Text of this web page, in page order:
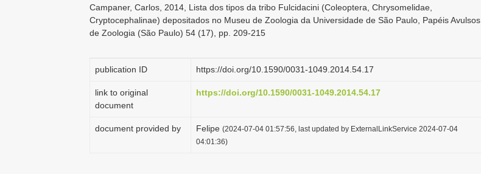
Campaner, Carlos, 2014, Lista dos tipos da tribo Fulcidacini (Coleoptera, Chrysomelidae,
Cryptocephalinae) depositados no Museu de Zoologia da Universidade de São Paulo, Papéis Avulsos
de Zoologia (São Paulo) 54 (17), pp. 209-215
publication ID https://doi.org/10.1590/0031-1049.2014.54.17
link to original
document
https://doi.org/10.1590/0031-1049.2014.54.17
document provided by Felipe (2024-07-04 01:57:56, last updated by ExternalLinkService 2024-07-04
04:01:36)